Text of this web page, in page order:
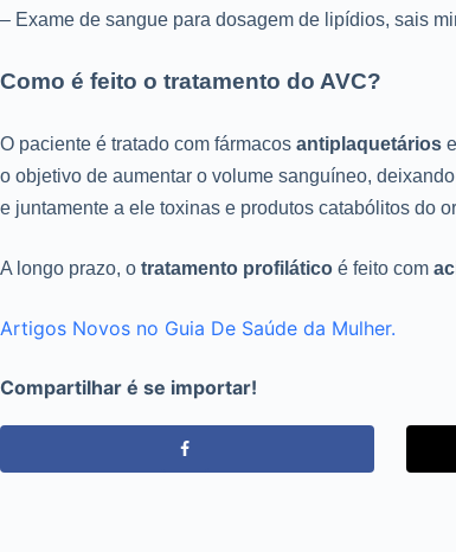
– Exame de sangue para dosagem de lipídios, sais
Como é feito o tratamento do AVC?
O paciente é tratado com fármacos antiplaquetários e
o objetivo de aumentar o volume sanguíneo,
e juntamente a ele toxinas e produtos catabólitos do
A longo prazo, o tratamento profilático é feito com
Artigos Novos no Guia De Saúde da Mulher.
Compartilhar é se importar!